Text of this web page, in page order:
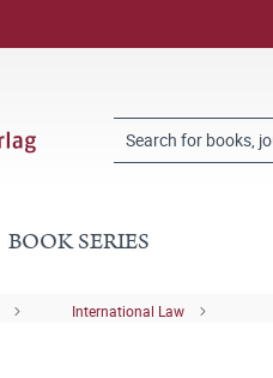
BOOK SERIES
International Law